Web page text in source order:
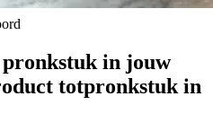
in jouw
totpronkstuk in